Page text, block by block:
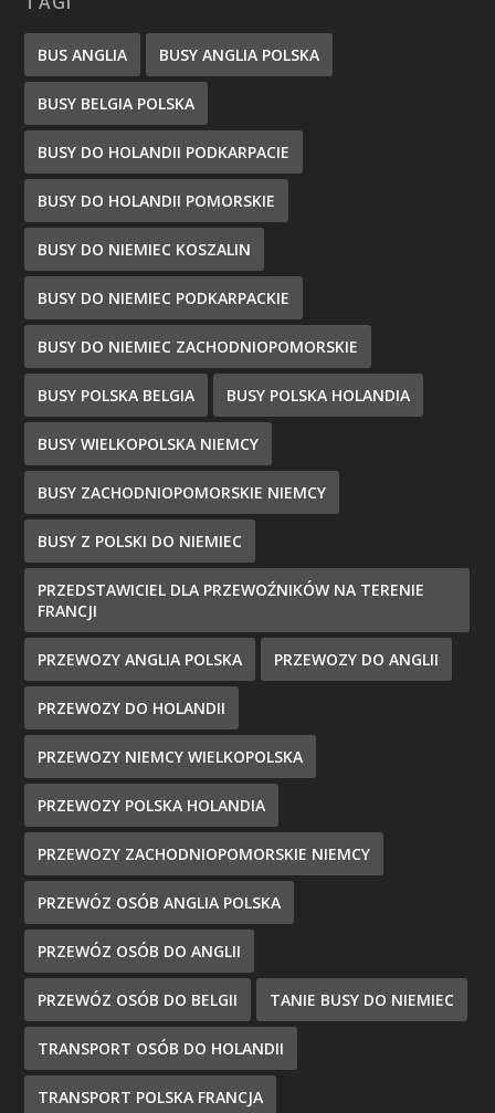
BUS ANGLIA BUSY ANGLIA POLSKA
BUSY BELGIA POLSKA
BUSY DO HOLANDII PODKARPACIE
BUSY DO HOLANDII POMORSKIE
BUSY DO NIEMIEC KOSZALIN
BUSY DO NIEMIEC PODKARPACKIE
BUSY DO NIEMIEC ZACHODNIOPOMORSKIE
BUSY POLSKA BELGIA BUSY POLSKA HOLANDIA
BUSY WIELKOPOLSKA NIEMCY
BUSY ZACHODNIOPOMORSKIE NIEMCY
BUSY Z POLSKI DO NIEMIEC
PRZEDSTAWICIEL DLA PRZEWOŹNIKÓW NA TERENIE
FRANCJI
PRZEWOZY ANGLIA POLSKA PRZEWOZY DO ANGLII
PRZEWOZY DO HOLANDII
PRZEWOZY NIEMCY WIELKOPOLSKA
PRZEWOZY POLSKA HOLANDIA
PRZEWOZY ZACHODNIOPOMORSKIE NIEMCY
PRZEWÓZ OSÓB ANGLIA POLSKA
PRZEWÓZ OSÓB DO ANGLII
PRZEWÓZ OSÓB DO BELGII TANIE BUSY DO NIEMIEC
TRANSPORT OSÓB DO HOLANDII
TRANSPORT POLSKA FRANCJA